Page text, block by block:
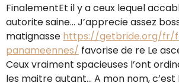
FinalementEt il y a ceux lequel
autorite saine… J’apprecie assez
matignasse https://getbride.org/fr/
panameennes/ favorise de re Le
Ceux vraiment spacieuses l’ont
les maitre autant… A mon nom,